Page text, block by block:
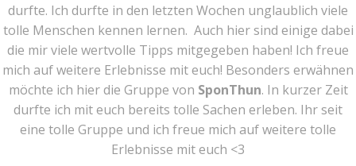
durfte. Ich durfte in den letzten Wochen unglaublich viele
tolle Menschen kennen lernen. Auch hier sind einige dabei
die mir viele wertvolle Tipps mitgegeben haben! Ich freue
mich auf weitere Erlebnisse mit euch! Besonders erwähnen
möchte ich hier die Gruppe von SponThun. In kurzer Zeit
durfte ich mit euch bereits tolle Sachen erleben. Ihr seit
eine tolle Gruppe und ich freue mich auf weitere tolle
Erlebnisse mit euch <3